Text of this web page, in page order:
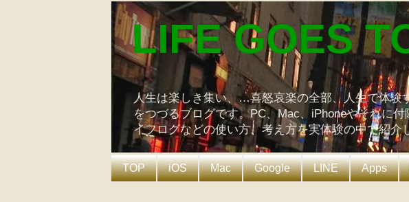
LIFE GOES
人生は楽しき集い、…喜怒哀楽の全部、人生で体験
をつづるブログです。PC、Mac、iPhoneやそれに
イフログなどの使い方、考え方を実体験の中で紹介
TOP iOS Mac Google LINE Apps